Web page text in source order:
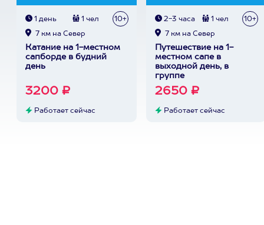
1 день 1 чел 10+
7 км на Север
Катание на 1-местном
сапборде в будний
день
3200 ₽
Работает сейчас
2-3 часа 1 чел 10+
7 км на Север
Путешествие на 1-
местном сапе в
выходной день, в
группе
2650 ₽
Работает сейчас